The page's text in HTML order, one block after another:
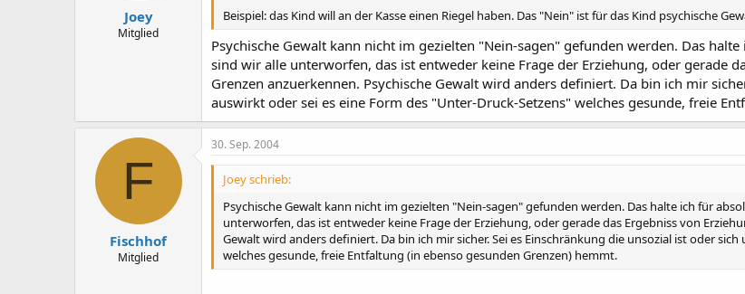
Joey
Mitglied
Beispiel: das Kind will an der Kasse einen Riegel haben. Das "Nein" ist für das Kind psychische
Psychische Gewalt kann nicht im gezielten "Nein-sagen" gefunden werden. Das
sind wir alle unterworfen, das ist entweder keine Frage der Erziehung, oder gerade
Grenzen anzuerkennen. Psychische Gewalt wird anders definiert. Da bin ich mir
auswirkt oder sei es eine Form des "Unter-Druck-Setzens" welches gesunde, freie
F
Fischhof
Mitglied
30. Sep. 2004
Joey schrieb:
Psychische Gewalt kann nicht im gezielten "Nein-sagen" gefunden werden. Das halte ich für
unterworfen, das ist entweder keine Frage der Erziehung, oder gerade das Ergebniss von
Gewalt wird anders definiert. Da bin ich mir sicher. Sei es Einschränkung die unsozial ist oder
welches gesunde, freie Entfaltung (in ebenso gesunden Grenzen) hemmt.